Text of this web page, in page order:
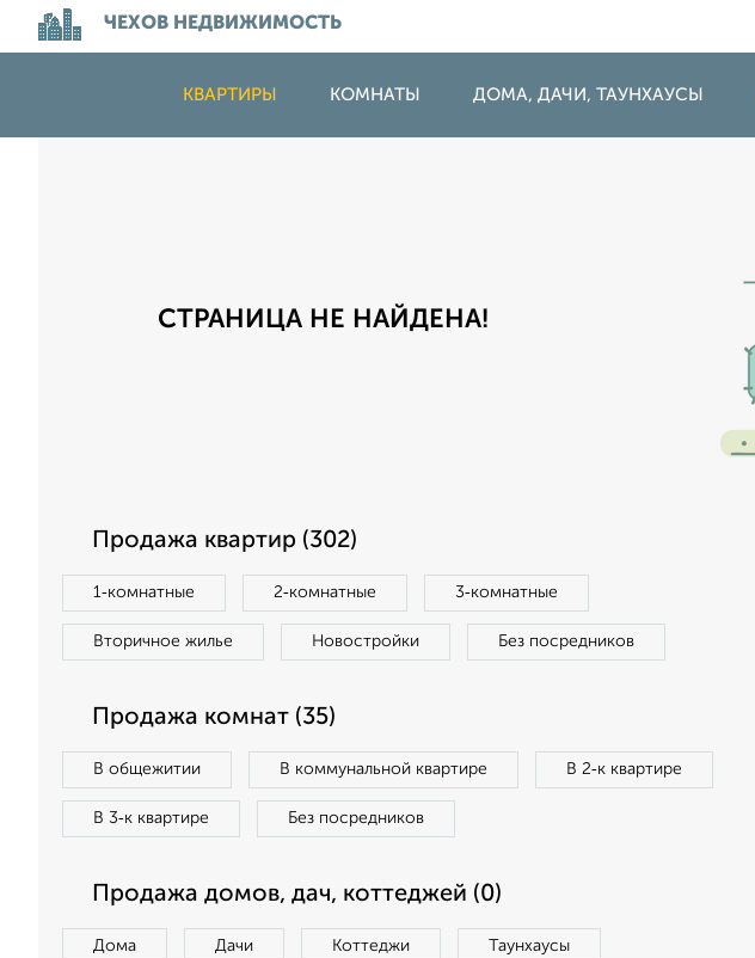
ЧЕХОВ НЕДВИЖИМОСТЬ
КВАРТИРЫ КОМНАТЫ ДОМА, ДАЧИ, ТАУНХАУСЫ
СТРАНИЦА НЕ НАЙДЕНА!
Продажа квартир (302)
1‑комнатные 2‑комнатные 3‑комнатные
Вторичное жилье Новостройки Без посредников
Продажа комнат (35)
В общежитии В коммунальной квартире В 2‑к квартире
В 3‑к квартире Без посредников
Продажа домов, дач, коттеджей (0)
Дома Дачи Коттеджи Таунхаусы